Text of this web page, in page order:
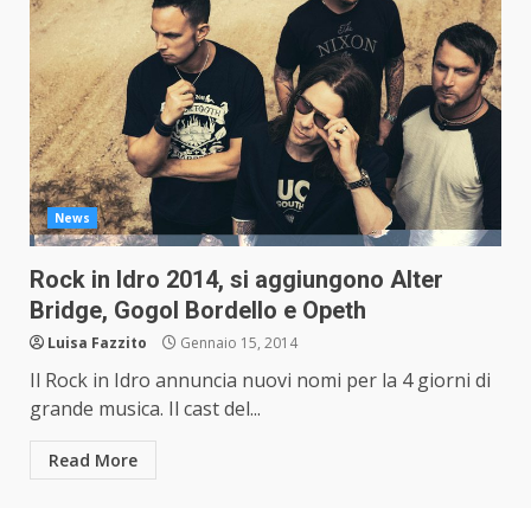
News
Rock in Idro 2014, si aggiungono Alter
Bridge, Gogol Bordello e Opeth
Luisa Fazzito Gennaio 15, 2014
Il Rock in Idro annuncia nuovi nomi per la 4 giorni di
grande musica. Il cast del...
Read More